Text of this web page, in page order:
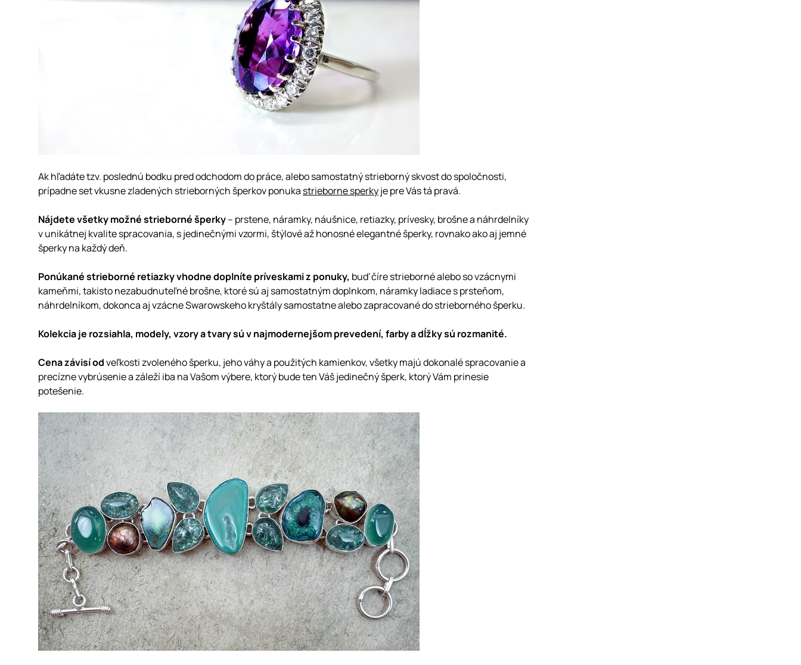
Ak hľadáte tzv. poslednú bodku pred odchodom do práce, alebo samostatný strieborný skvost do spoločnosti,
prípadne set vkusne zladených strieborných šperkov ponuka strieborne sperkyje pre Vás tá pravá.
Nájdete všetky možné strieborné šperky– prstene, náramky, náušnice, retiazky, prívesky, brošne a náhrdelníky
v unikátnej kvalite spracovania, s jedinečnými vzormi, štýlové až honosné elegantné šperky, rovnako ako aj jemné
šperky na každý deň.
Ponúkané strieborné retiazky vhodne doplníte príveskami z ponuky, buď číre strieborné alebo so vzácnymi
kameňmi, takisto nezabudnuteľné brošne, ktoré sú aj samostatným doplnkom, náramky ladiace s prsteňom,
náhrdelníkom, dokonca aj vzácne Swarowskeho kryštály samostatne alebo zapracované do strieborného šperku.
Kolekcia je rozsiahla, modely, vzory a tvary sú v najmodernejšom prevedení, farby a dĺžky sú rozmanité.
Cena závisí odveľkosti zvoleného šperku, jeho váhy a použitých kamienkov, všetky majú dokonalé spracovanie a
precízne vybrúsenie a záleží iba na Vašom výbere, ktorý bude ten Váš jedinečný šperk, ktorý Vám prinesie
potešenie.